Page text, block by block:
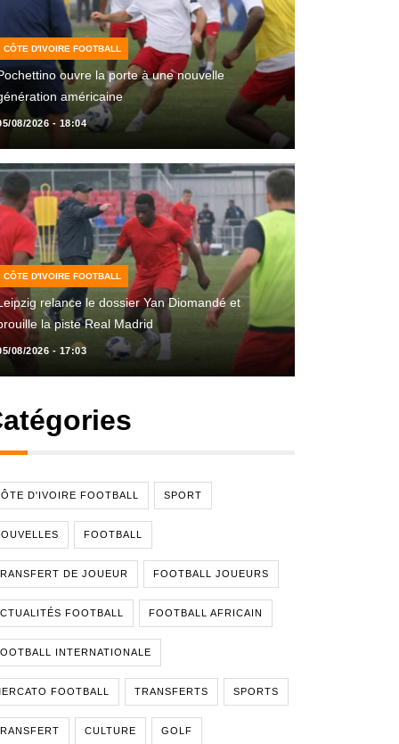
CÔTE D'IVOIRE FOOTBALL
ouvre la porte à une nouvelle
américaine
08/2026 - 18:04
CÔTE D'IVOIRE FOOTBALL
relance le dossier Yan Diomandé et
la piste Real Madrid
08/2026 - 17:03
D'IVOIRE FOOTBALL SPORT
FOOTBALL
DE JOUEUR FOOTBALL JOUEURS
FOOTBALL FOOTBALL AFRICAIN
INTERNATIONALE
FOOTBALL TRANSFERTS SPORTS
CULTURE GOLF